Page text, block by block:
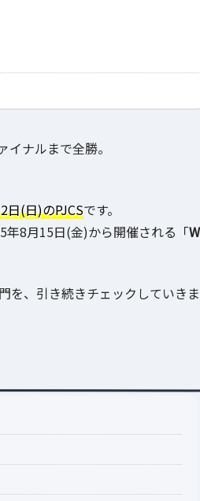
ナルまで全勝。
日(日)のPJCSです。
年8月15日(金)から開催される「W
を、引き続きチェックしていきま